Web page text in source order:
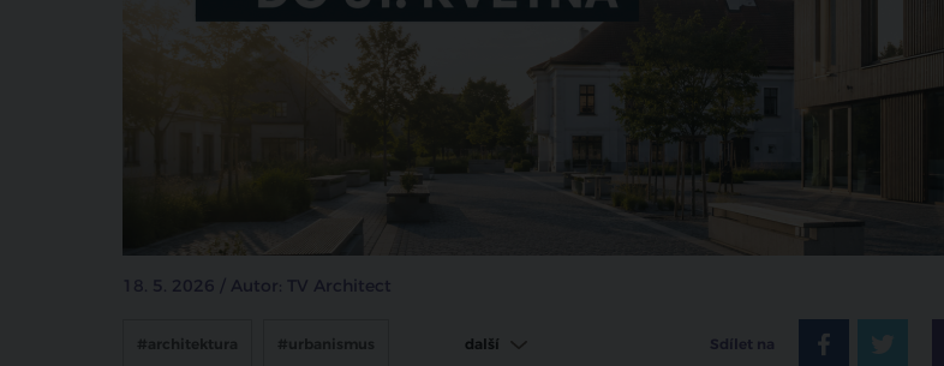
18. 5. 2026 / Autor: TV Architect
#architektura #urbanismus další Sdílet na